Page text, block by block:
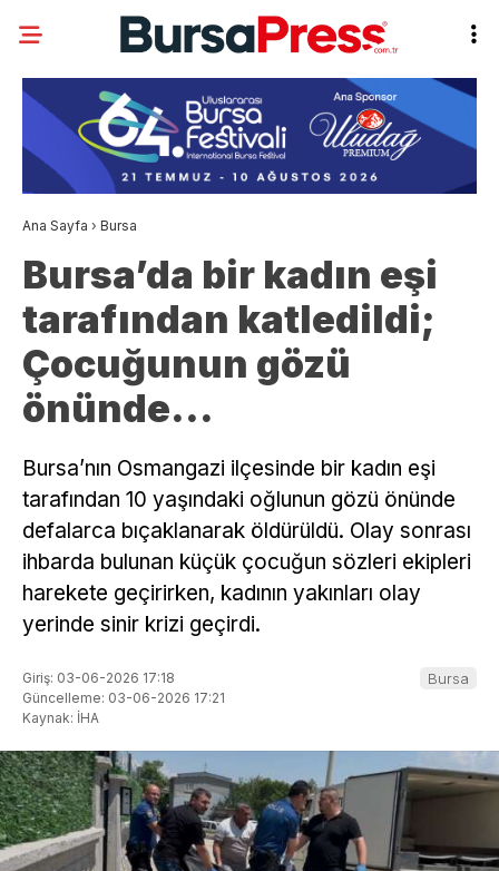
Ana Sayfa › Bursa
Bursa’da bir kadın eşi
tarafından katledildi;
Çocuğunun gözü
önünde…
Bursa’nın Osmangazi ilçesinde bir kadın eşi
tarafından 10 yaşındaki oğlunun gözü önünde
defalarca bıçaklanarak öldürüldü. Olay sonrası
ihbarda bulunan küçük çocuğun sözleri ekipleri
harekete geçirirken, kadının yakınları olay
yerinde sinir krizi geçirdi.
Giriş: 03-06-2026 17:18
Güncelleme: 03-06-2026 17:21
Kaynak: İHA
Bursa